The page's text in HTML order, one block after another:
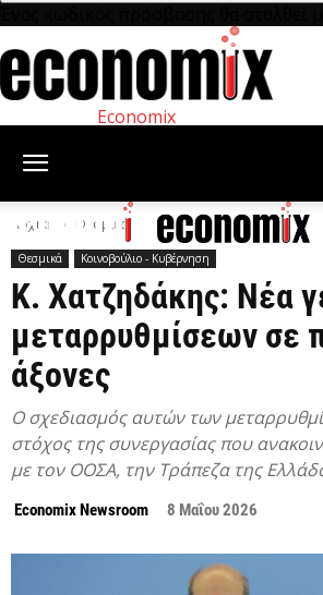
Economix
Αρχική Θεσμικά
Θεσμικά Κοινοβούλιο - Κυβέρνηση
Κ. Χατζηδάκης: Νέα
μεταρρυθμίσεων σε
άξονες
Ο σχεδιασμός αυτών των
στόχος της συνεργασίας που
με τον ΟΟΣΑ, την Τράπεζα της
Economix Newsroom 8 Μαΐου 2026